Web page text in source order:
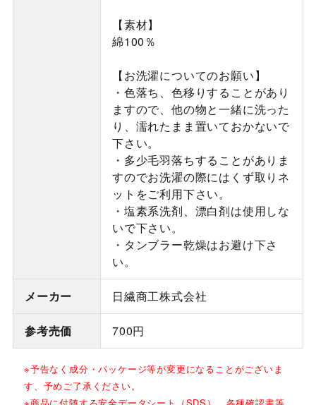
【素材】
綿100％
【お洗濯についてのお願い】
・色落ち、色移りすることがあり
ますので、他の物と一緒に洗った
り、濡れたまま置いておかないで
下さい。
・多少毛羽落ちすることがありま
すのでお洗濯の際にはくず取りネ
ットをご利用下さい。
・塩素系洗剤、漂白剤は使用しな
いで下さい。
・タンブラー乾燥はお避け下さ
い。
メーカー 日繊商工株式会社
参考売価 700円
※予告なく成分・パッケージ等が変更になることがございま
す、予めご了承ください。